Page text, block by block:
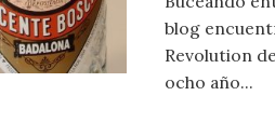
blog
Revolution
ocho año...